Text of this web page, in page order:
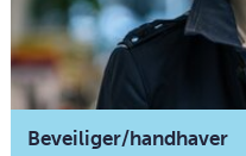
Beveiliger/handhaver